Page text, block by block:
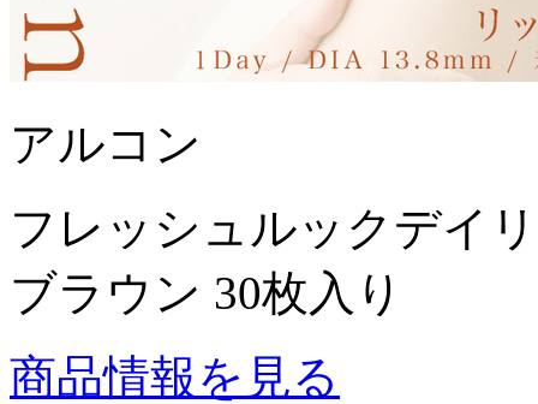
アルコン
フレッシュルックデイ
ブラウン 30枚入り
商品情報を見る